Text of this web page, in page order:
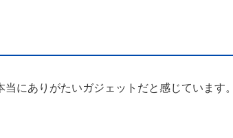
にありがたいガジェットだと感じています。